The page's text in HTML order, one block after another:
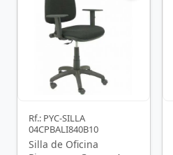
Rf.: PYC-SILLA
04CPBALI840B10
Silla de Oficina